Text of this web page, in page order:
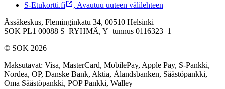
S-Etukortti.fi
, Avautuu uuteen välilehteen
Ässäkeskus, Fleminginkatu 34, 00510 Helsinki
SOK PL1 00088 S–RYHMÄ, Y–tunnus 0116323–1
© SOK 2026
Maksutavat: Visa, MasterCard, MobilePay, Apple Pay, S-Pankki,
Nordea, OP, Danske Bank, Aktia, Ålandsbanken, Säästöpankki,
Oma Säästöpankki, POP Pankki, Walley